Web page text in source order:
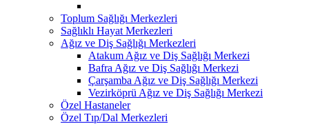
Toplum Sağlığı Merkezleri
Sağlıklı Hayat Merkezleri
Ağız ve Diş Sağlığı Merkezleri
Atakum Ağız ve Diş Sağlığı Merkezi
Bafra Ağız ve Diş Sağlığı Merkezi
Çarşamba Ağız ve Diş Sağlığı Merkezi
Vezirköprü Ağız ve Diş Sağlığı Merkezi
Özel Hastaneler
Özel Tıp/Dal Merkezleri